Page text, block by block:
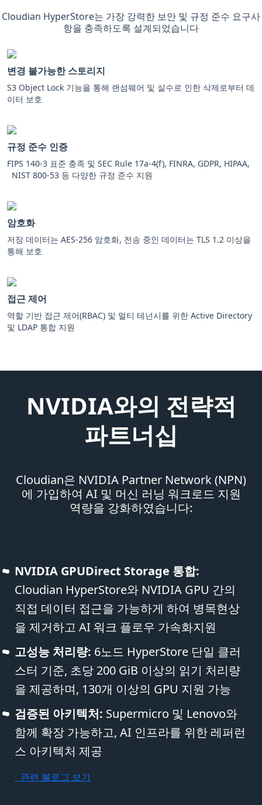
Cloudian HyperStore는 가장 강력한 보안 및 규정 준수 요구사
항을 충족하도록 설계되었습니다
변경 불가능한 스토리지
S3 Object Lock 기능을 통해 랜섬웨어 및 실수로 인한 삭제로부터 데
이터 보호
규정 준수 인증
FIPS 140-3 표준 충족 및 SEC Rule 17a-4(f), FINRA, GDPR, HIPAA,
NIST 800-53 등 다양한 규정 준수 지원
암호화
저장 데이터는 AES-256 암호화, 전송 중인 데이터는 TLS 1.2 이상을
통해 보호
접근 제어
역할 기반 접근 제어(RBAC) 및 멀티 테넌시를 위한 Active Directory
및 LDAP 통합 지원
NVIDIA와의 전략적
파트너십
Cloudian은 NVIDIA Partner Network (NPN)
에 가입하여 AI 및 머신 러닝 워크로드 지원
역량을 강화하였습니다:
NVIDIA GPUDirect Storage 통합:
Cloudian HyperStore와 NVIDIA GPU 간의
직접 데이터 접근을 가능하게 하여 병목현상
을 제거하고 AI 워크 플로우 가속화지원
고성능 처리량: 6노드 HyperStore 단일 클러
스터 기준, 초당 200 GiB 이상의 읽기 처리량
을 제공하며, 130개 이상의 GPU 지원 가능
검증된 아키텍처: Supermicro 및 Lenovo와
함께 확장 가능하고, AI 인프라를 위한 레퍼런
스 아키텍처 제공
관련 블로그 보기